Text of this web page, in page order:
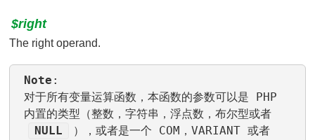
$right
The right operand.
Note :
对于所有变量运算函数，本函数的参数可以是 PHP
内置的类型（整数，字符串，浮点数，布尔型或者
NULL
），或者是一个 COM，VARIANT 或者